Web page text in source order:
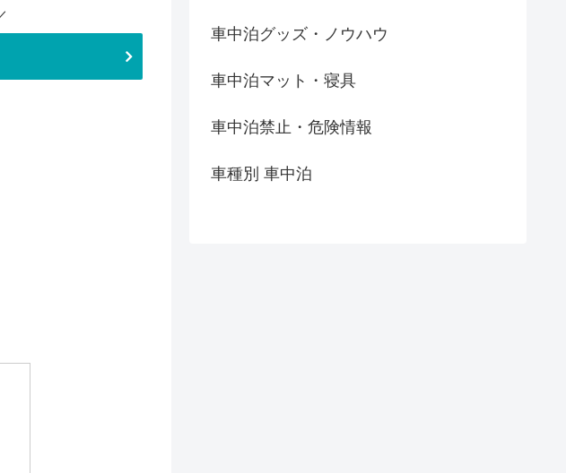
車中泊グッズ・ノウハウ
車中泊マット・寝具
車中泊禁止・危険情報
車種別 車中泊